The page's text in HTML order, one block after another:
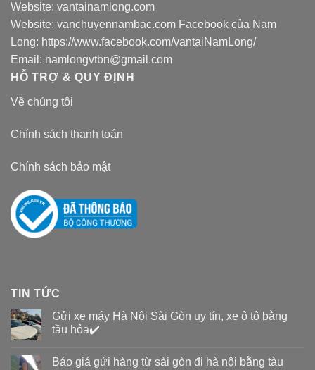
Website: vantainamlong.com
Website: vanchuyennambac.com Facebook của Nam
Long: https://www.facebook.com/vantaiNamLong/
Email: namlongvtbn@gmail.com
HỖ TRỢ & QUY ĐỊNH
Về chúng tôi
Chính sách thanh toán
Chính sách bảo mật
TIN TỨC
Gửi xe máy Hà Nội Sài Gòn uy tín, xe ô tô bằng
tầu hỏa✔️
Báo giá gửi hàng từ sài gòn đi hà nội bằng tàu